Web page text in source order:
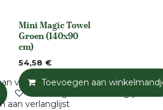
verlanglijst
aan verlanglijst
None
Mini Magic Towel
Groen (140x90
cm)
54,58 €
Toevoegen aan